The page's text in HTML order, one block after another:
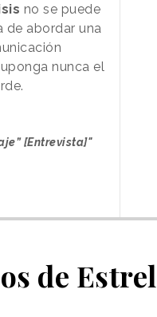
no se puede
de abordar una
nunca el
[Entrevista]"
de